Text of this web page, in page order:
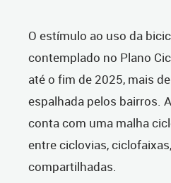
O estímulo ao uso da
contemplado no Plano
até o fim de 2025, mais
espalhada pelos bairros.
conta com uma malha
entre ciclovias,
compartilhadas.